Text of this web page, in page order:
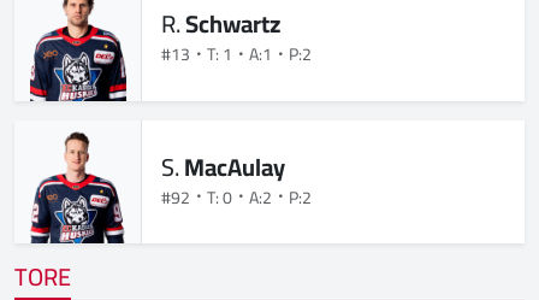
R.Schwartz
#13 T: 1 A:1 P:2
S.MacAulay
#92 T: 0 A:2 P:2
TORE